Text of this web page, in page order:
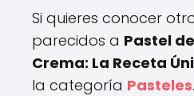
Si quieres conocer
parecidos a Pastel
Crema: La Receta
la categoría Pasteles.